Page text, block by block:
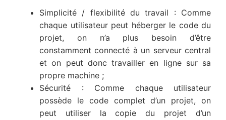
Simplicité / flexibilité du travail : Comme
chaque utilisateur peut héberger le code du
projet, on n’a plus besoin d’être
constamment connecté à un serveur central
et on peut donc travailler en ligne sur sa
propre machine ;
Sécurité : Comme chaque utilisateur
possède le code complet d’un projet, on
peut utiliser la copie du projet d’un